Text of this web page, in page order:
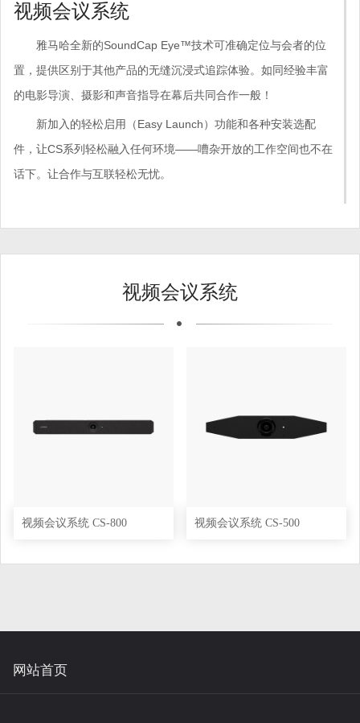
视频会议系统
雅马哈全新的SoundCap Eye™技术可准确定位与会者的位
置，提供区别于其他产品的无缝沉浸式追踪体验。如同经验丰富
的电影导演、摄影和声音指导在幕后共同合作一般！
新加入的轻松启用（Easy Launch）功能和各种安装选配
件，让CS系列轻松融入任何环境——嘈杂开放的工作空间也不在
话下。让合作与互联轻松无忧。
视频会议系统
视频会议系统 CS-800 视频会议系统 CS-500
网站首页